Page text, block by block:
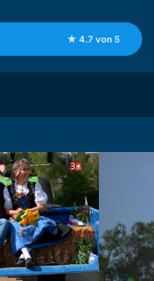
★ 4.7 von 5